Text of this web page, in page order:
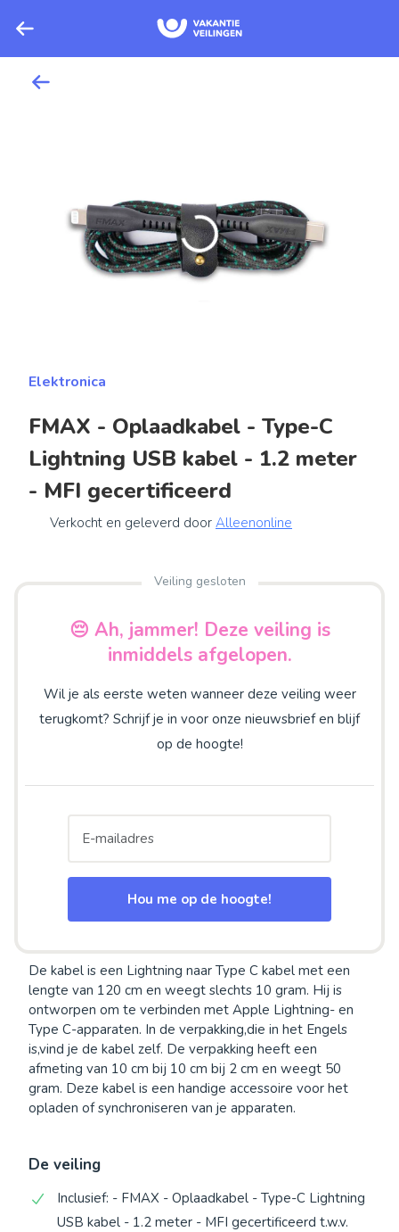
Elektronica
FMAX - Oplaadkabel - Type-C
Lightning USB kabel - 1.2 meter
- MFI gecertificeerd
Verkocht en geleverd door Alleenonline
Veiling gesloten
😔 Ah, jammer! Deze veiling is
inmiddels afgelopen.
Wil je als eerste weten wanneer deze veiling weer
terugkomt? Schrijf je in voor onze nieuwsbrief en blijf
op de hoogte!
Hou me op de hoogte!
De kabel is een Lightning naar Type C kabel met een
lengte van 120 cm en weegt slechts 10 gram. Hij is
ontworpen om te verbinden met Apple Lightning- en
Type C-apparaten. In de verpakking,die in het Engels
is,vind je de kabel zelf. De verpakking heeft een
afmeting van 10 cm bij 10 cm bij 2 cm en weegt 50
gram. Deze kabel is een handige accessoire voor het
opladen of synchroniseren van je apparaten.
De veiling
Inclusief: - FMAX - Oplaadkabel - Type-C Lightning
USB kabel - 1.2 meter - MFI gecertificeerd t.w.v.